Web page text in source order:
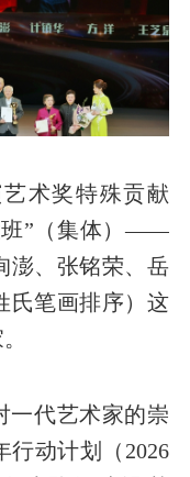
术奖特殊贡献
班”（集体）——
澎、张铭荣、岳
氏笔画排序）这
一代艺术家的崇
行动计划（2026